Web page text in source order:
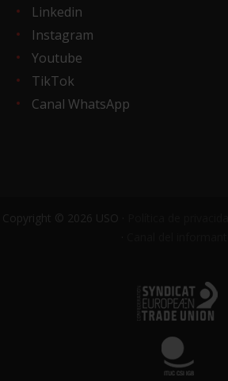
Linkedin
Instagram
Youtube
TikTok
Canal WhatsApp
Copyright © 2026 USO ·